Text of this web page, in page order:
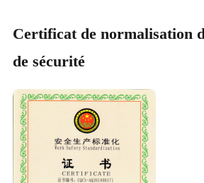
Certificat de normalisation
de sécurité